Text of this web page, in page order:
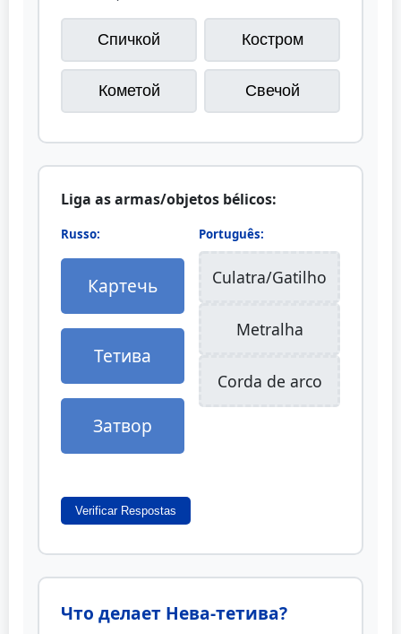
Спичкой Костром
Кометой Свечой
Liga as armas/objetos bélicos:
Russo:
Картечь
Тетива
Затвор
Português:
Culatra/Gatilho
Metralha
Corda de arco
Verificar Respostas
Что делает Нева-тетива?